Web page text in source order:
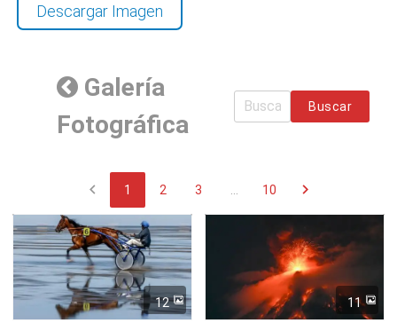
Descargar Imagen
Galería
Fotográfica
Buscar
chevron_left 1 2 3 10 chevron_right
12 11